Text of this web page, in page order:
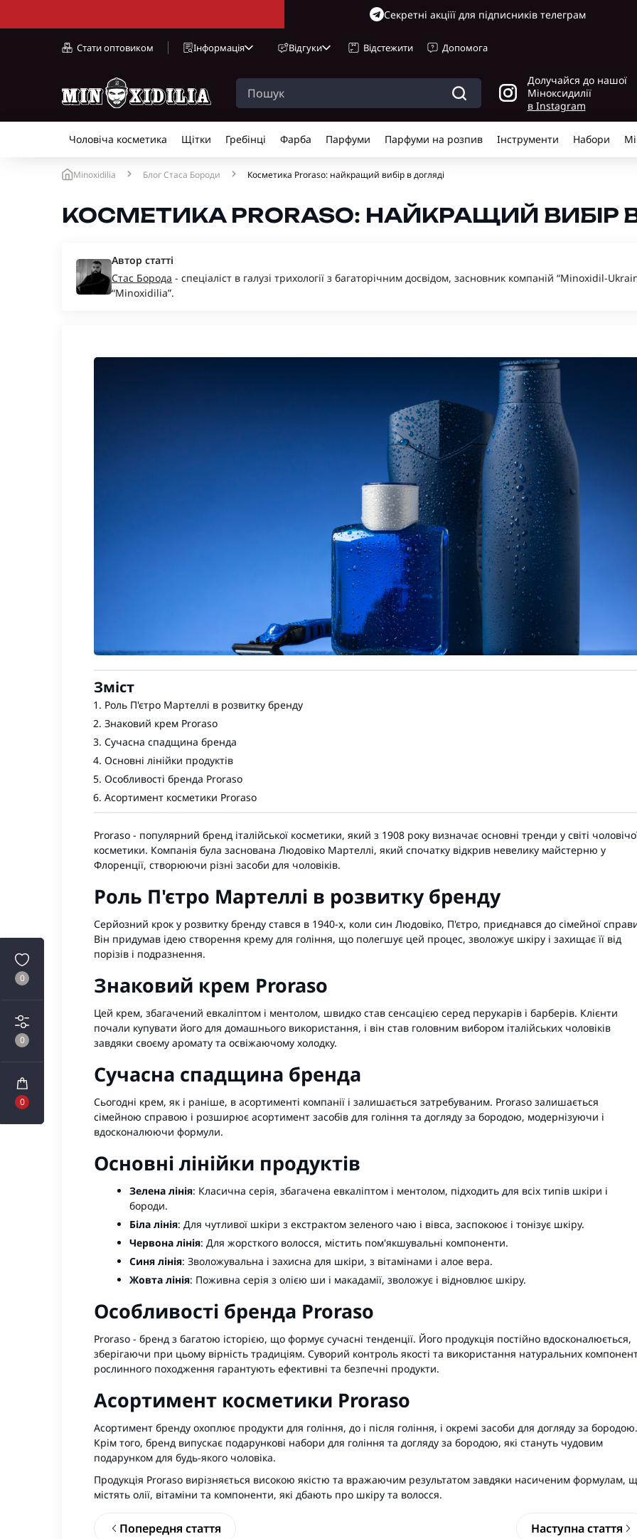
0
0
0
Cекретні акціїї для підписників телеграм
Стати оптовиком Інформація Відгуки Відстежити Допомога
Долучайся до нашої
Міноксидилії
в Instagram
Чоловіча косметика Щітки Гребінці Фарба Парфуми Парфуми на розпив Інструменти Набори
Minoxidilia Блог Стаса Бороди Косметика Proraso: найкращий вибір в догляді
КОСМЕТИКА PRORASO: НАЙКРАЩИЙ ВИБІР
Автор статті
Стас Борода - спеціаліст в галузі трихології з багаторічним досвідом, засновник компаній “Minoxidil-
“Minoxidilia”.
Зміст
Роль П'єтро Мартеллі в розвитку бренду
Знаковий крем Proraso
Сучасна спадщина бренда
Основні лінійки продуктів
Особливості бренда Proraso
Асортимент косметики Proraso
Proraso - популярний бренд італійської косметики, який з 1908 року визначає основні тренди у світі
косметики. Компанія була заснована Людовіко Мартеллі, який спочатку відкрив невелику майстерню у
Флоренції, створюючи різні засоби для чоловіків.
Роль П'єтро Мартеллі в розвитку бренду
Серйозний крок у розвитку бренду стався в 1940-х, коли син Людовіко, П'єтро, приєднався до сімейної
Він придумав ідею створення крему для гоління, що полегшує цей процес, зволожує шкіру і захищає її від
порізів і подразнення.
Знаковий крем Proraso
Цей крем, збагачений евкаліптом і ментолом, швидко став сенсацією серед перукарів і барберів. Клієнти
почали купувати його для домашнього використання, і він став головним вибором італійських чоловіків
завдяки своєму аромату та освіжаючому холодку.
Сучасна спадщина бренда
Сьогодні крем, як і раніше, в асортименті компанії і залишається затребуваним. Proraso залишається
сімейною справою і розширює асортимент засобів для гоління та догляду за бородою, модернізуючи і
вдосконалюючи формули.
Основні лінійки продуктів
Зелена лінія: Класична серія, збагачена евкаліптом і ментолом, підходить для всіх типів шкіри і
бороди.
Біла лінія: Для чутливої шкіри з екстрактом зеленого чаю і вівса, заспокоює і тонізує шкіру.
Червона лінія: Для жорсткого волосся, містить пом'якшувальні компоненти.
Синя лінія: Зволожувальна і захисна для шкіри, з вітамінами і алое вера.
Жовта лінія: Поживна серія з олією ши і макадамії, зволожує і відновлює шкіру.
Особливості бренда Proraso
Proraso - бренд з багатою історією, що формує сучасні тенденції. Його продукція постійно вдосконалюється,
зберігаючи при цьому вірність традиціям. Суворий контроль якості та використання натуральних
рослинного походження гарантують ефективні та безпечні продукти.
Асортимент косметики Proraso
Асортимент бренду охоплює продукти для гоління, до і після гоління, і окремі засоби для догляду за бородою.
Крім того, бренд випускає подарункові набори для гоління та догляду за бородою, які стануть чудовим
подарунком для будь-якого чоловіка.
Продукція Proraso вирізняється високою якістю та вражаючим результатом завдяки насиченим формулам,
містять олії, вітаміни та компоненти, які дбають про шкіру та волосся.
Попередня стаття Наступна стаття